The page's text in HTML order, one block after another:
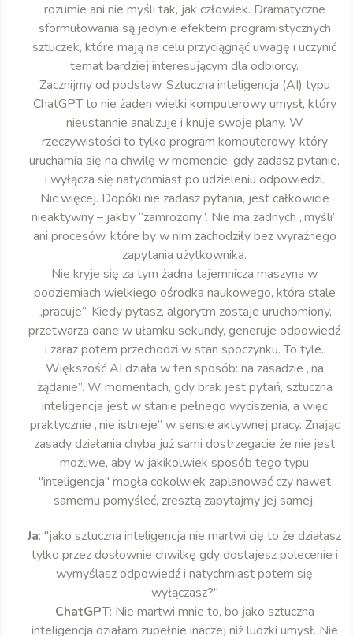
rozumie ani nie myśli tak, jak człowiek. Dramatyczne
sformułowania są jedynie efektem programistycznych
sztuczek, które mają na celu przyciągnąć uwagę i uczynić
temat bardziej interesującym dla odbiorcy.
Zacznijmy od podstaw. Sztuczna inteligencja (AI) typu
ChatGPT to nie żaden wielki komputerowy umysł, który
nieustannie analizuje i knuje swoje plany. W
rzeczywistości to tylko program komputerowy, który
uruchamia się na chwilę w momencie, gdy zadasz pytanie,
i wyłącza się natychmiast po udzieleniu odpowiedzi.
Nic więcej. Dopóki nie zadasz pytania, jest całkowicie
nieaktywny – jakby “zamrożony”. Nie ma żadnych „myśli”
ani procesów, które by w nim zachodziły bez wyraźnego
zapytania użytkownika.
Nie kryje się za tym żadna tajemnicza maszyna w
podziemiach wielkiego ośrodka naukowego, która stale
„pracuje”. Kiedy pytasz, algorytm zostaje uruchomiony,
przetwarza dane w ułamku sekundy, generuje odpowiedź
i zaraz potem przechodzi w stan spoczynku. To tyle.
Większość AI działa w ten sposób: na zasadzie „na
żądanie”. W momentach, gdy brak jest pytań, sztuczna
inteligencja jest w stanie pełnego wyciszenia, a więc
praktycznie „nie istnieje” w sensie aktywnej pracy. Znając
zasady działania chyba już sami dostrzegacie że nie jest
możliwe, aby w jakikolwiek sposób tego typu
"inteligencja" mogła cokolwiek zaplanować czy nawet
samemu pomyśleć, zresztą zapytajmy jej samej:
Ja: "jako sztuczna inteligencja nie martwi cię to że działasz
tylko przez dosłownie chwilkę gdy dostajesz polecenie i
wymyślasz odpowiedź i natychmiast potem się
wyłączasz?"
ChatGPT: Nie martwi mnie to, bo jako sztuczna
inteligencja działam zupełnie inaczej niż ludzki umysł. Nie